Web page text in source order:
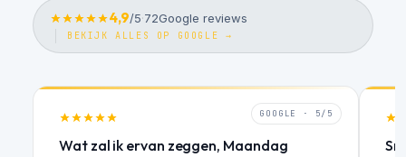
4,9/5·72Google reviews
BEKIJK ALLES OP GOOGLE →
GOOGLE · 5/5
Wat zal ik ervan zeggen, Maandag